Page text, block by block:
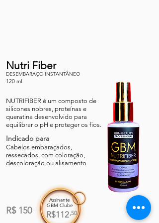
Nutri Fiber
DESEMBARAÇO INSTANTÂNEO
120 ml
NUTRIFIBER é um composto de
silicones nobres, proteínas e
queratina desenvolvido para
equilibrar o pH e proteger os fios.
Indicado para
Cabelos embaraçados,
ressecados, com coloração,
descoloração ou alisamento
Assinante
GBM Clube
R$ 150 R$112,50